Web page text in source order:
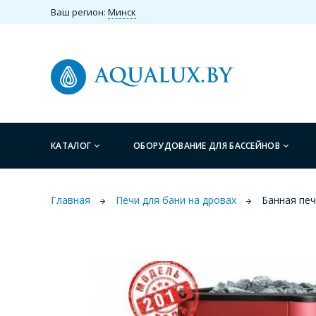
Ваш регион: Минск
КАТАЛОГ ОБОРУДОВАНИЕ ДЛЯ БАССЕЙНОВ
Главная Печи для бани на дровах Банная